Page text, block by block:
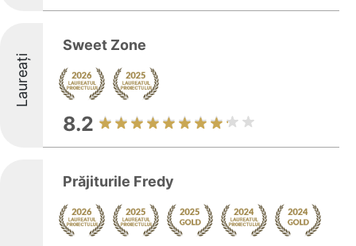
Laureați
Sweet Zone
8.2
Prăjiturile Fredy